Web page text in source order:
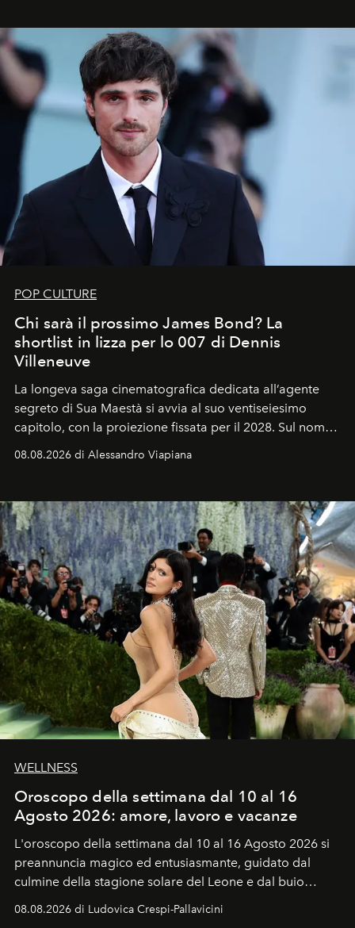
all’universo i desideri più segreti
POP CULTURE
Chi sarà il prossimo James Bond? La
shortlist in lizza per lo 007 di Dennis
Villeneuve
La longeva saga cinematografica dedicata all’agente
segreto di Sua Maestà si avvia al suo ventiseiesimo
capitolo, con la proiezione fissata per il 2028. Sul nome
Craig, però, regna ancora il più assoluto riserbo.
08.08.2026 di Alessandro Viapiana
WELLNESS
Oroscopo della settimana dal 10 al 16
Agosto 2026: amore, lavoro e vacanze
L'oroscopo della settimana dal 10 al 16 Agosto 2026 si
preannuncia magico ed entusiasmante, guidato dal
culmine della stagione solare del Leone e dal buio
ideale per la notte delle Perseidi.
08.08.2026 di Ludovica Crespi-Pallavicini